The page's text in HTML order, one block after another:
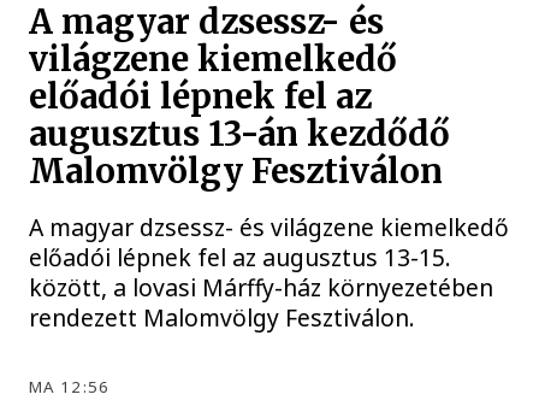
A magyar dzsessz- és
világzene kiemelkedő
előadói lépnek fel az
augusztus 13-án kezdődő
Malomvölgy Fesztiválon
A magyar dzsessz- és világzene kiemelkedő
előadói lépnek fel az augusztus 13-15.
között, a lovasi Márffy-ház környezetében
rendezett Malomvölgy Fesztiválon.
MA 12:56